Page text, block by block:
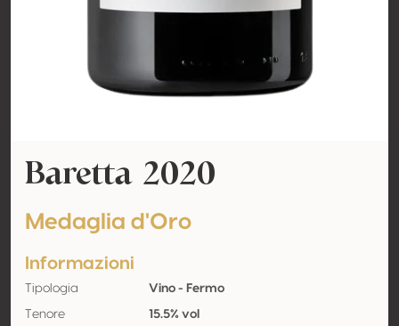
Baretta 2020
Medaglia d'Oro
Informazioni
Tipologia Vino - Fermo
Tenore
15.5% vol